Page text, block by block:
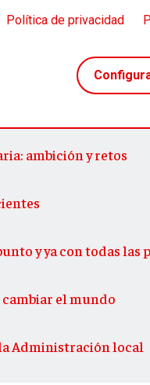
Política de privacidad
ambición y retos
y ya con todas las
cambiar el mundo
Administración local